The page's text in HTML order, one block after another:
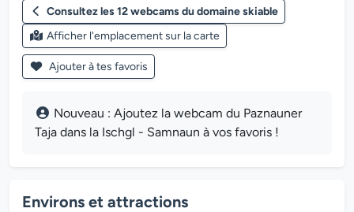
Consultez les 12 webcams du domaine skiable
Afficher l'emplacement sur la carte
Ajouter à tes favoris
Nouveau : Ajoutez la webcam du Paznauner
Taja dans la Ischgl - Samnaun à vos favoris !
Environs et attractions